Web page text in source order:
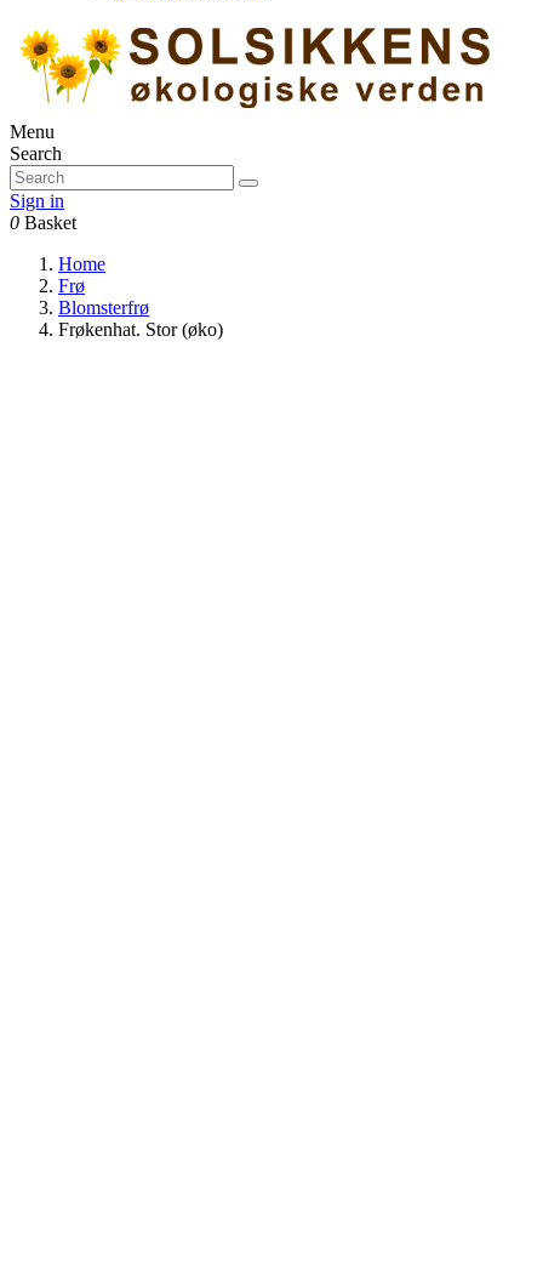
Menu
Search
Sign in
0 Basket
Home
Frø
Blomsterfrø
Frøkenhat. Stor (øko)